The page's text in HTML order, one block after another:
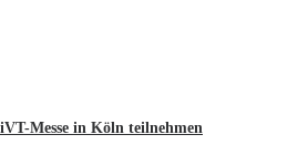
Messe in Köln teilnehmen